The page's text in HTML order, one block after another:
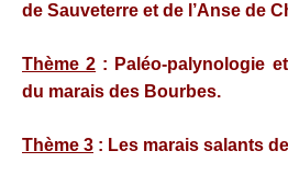
de Sauveterre et de l’Anse de
Thème 2 : Paléo-palynologie
du marais des Bourbes.
Thème 3 : Les marais salants de